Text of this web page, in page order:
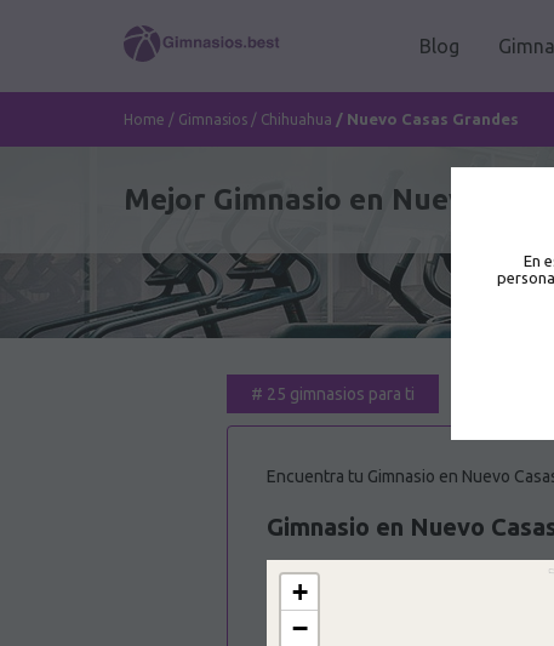
En
Blog
Home / Gimnasios / Chihuahua / Nuevo Casas Grandes
Mejor Gimnasio en Nuevo
# 25 gimnasios para ti
Encuentra tu Gimnasio en Nuevo
Gimnasio en Nuevo
+
−